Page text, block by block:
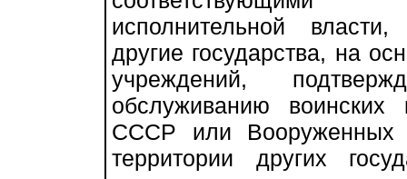
исполнительной
другие государства, на
учреждений,
обслуживанию воинских
СССР или Вооруженных
территории других